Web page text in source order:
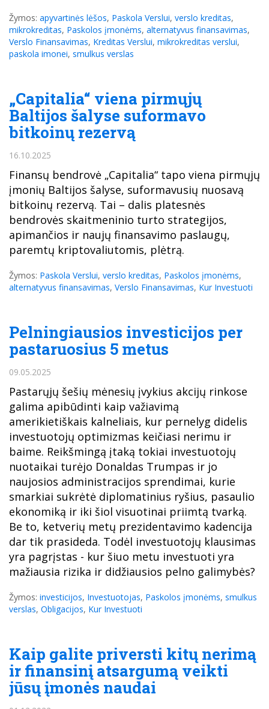
Žymos: apyvartinės lėšos, Paskola Verslui, verslo kreditas,
mikrokreditas, Paskolos įmonėms, alternatyvus finansavimas,
Verslo Finansavimas, Kreditas Verslui, mikrokreditas verslui,
paskola imonei, smulkus verslas
„Capitalia“ viena pirmųjų
Baltijos šalyse suformavo
bitkoinų rezervą
16.10.2025
Finansų bendrovė „Capitalia“ tapo viena pirmųjų
įmonių Baltijos šalyse, suformavusių nuosavą
bitkoinų rezervą. Tai – dalis platesnės
bendrovės skaitmeninio turto strategijos,
apimančios ir naujų finansavimo paslaugų,
paremtų kriptovaliutomis, plėtrą.
Žymos: Paskola Verslui, verslo kreditas, Paskolos įmonėms,
alternatyvus finansavimas, Verslo Finansavimas, Kur Investuoti
Pelningiausios investicijos per
pastaruosius 5 metus
09.05.2025
Pastarųjų šešių mėnesių įvykius akcijų rinkose
galima apibūdinti kaip važiavimą
amerikietiškais kalneliais, kur pernelyg didelis
investuotojų optimizmas keičiasi nerimu ir
baime. Reikšmingą įtaką tokiai investuotojų
nuotaikai turėjo Donaldas Trumpas ir jo
naujosios administracijos sprendimai, kurie
smarkiai sukrėtė diplomatinius ryšius, pasaulio
ekonomiką ir iki šiol visuotinai priimtą tvarką.
Be to, ketverių metų prezidentavimo kadencija
dar tik prasideda. Todėl investuotojų klausimas
yra pagrįstas - kur šiuo metu investuoti yra
mažiausia rizika ir didžiausios pelno galimybės?
Žymos: investicijos, Investuotojas, Paskolos įmonėms, smulkus
verslas, Obligacijos, Kur Investuoti
Kaip galite priversti kitų nerimą
ir finansinį atsargumą veikti
jūsų įmonės naudai